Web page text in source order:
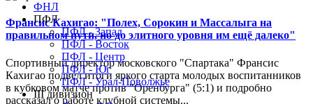
Франсис Кахигао: "Полех, Сорокин и Массалыга на
правильном пути, но до элитного уровня им ещё далеко"
Спортивный директор московского "Спартака" Франсис
Кахигао подвел итоги яркого старта молодых воспитанников
в кубковом матче против "Оренбурга" (5:1) и подробно
рассказал о работе клубной системы...
ФНЛ
ПФЛ
ПФЛ - Запад
ПФЛ - Восток
ПФЛ - Центр
ПФЛ - Юг
ПФЛ - Урал-Поволжье
III дивизион